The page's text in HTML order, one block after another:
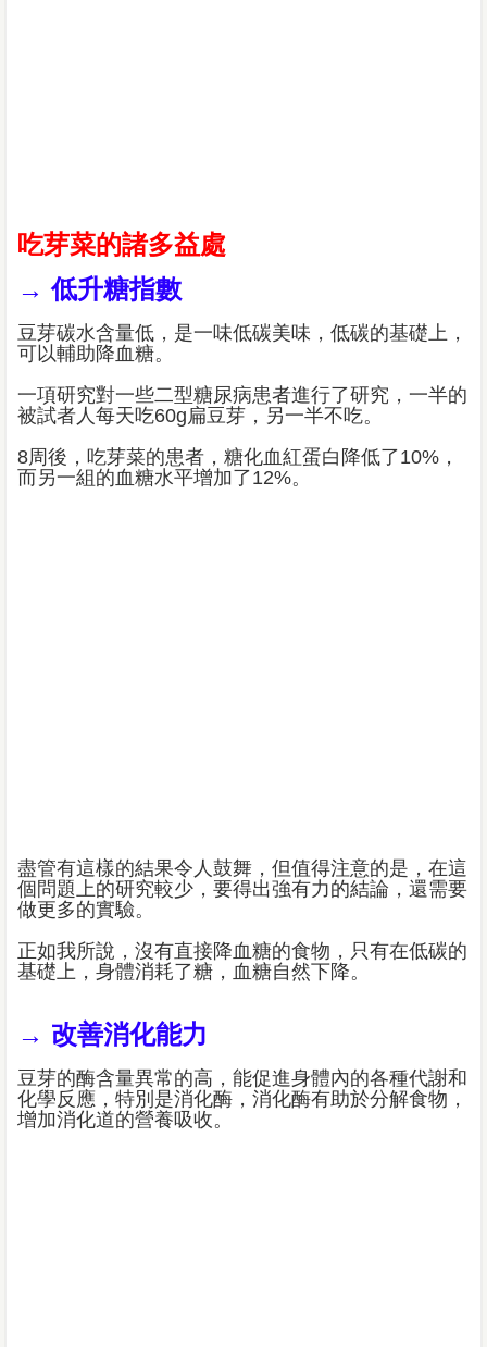
吃芽菜的諸多益處
→ 低升糖指數
豆芽碳水含量低，是一味低碳美味，低碳的基礎上，
可以輔助降血糖。
一項研究對一些二型糖尿病患者進行了研究，一半的
被試者人每天吃60g扁豆芽，另一半不吃。
8周後，吃芽菜的患者，糖化血紅蛋白降低了10%，
而另一組的血糖水平增加了12%。
盡管有這樣的結果令人鼓舞，但值得注意的是，在這
個問題上的研究較少，要得出強有力的結論，還需要
做更多的實驗。
正如我所說，沒有直接降血糖的食物，只有在低碳的
基礎上，身體消耗了糖，血糖自然下降。
→ 改善消化能力
豆芽的酶含量異常的高，能促進身體內的各種代謝和
化學反應，特別是消化酶，消化酶有助於分解食物，
增加消化道的營養吸收。